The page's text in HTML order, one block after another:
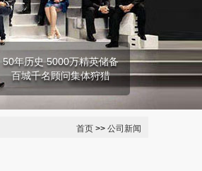
50年历史 5000万精英储备
百城千名顾问集体狩猎
首页 >> 公司新闻